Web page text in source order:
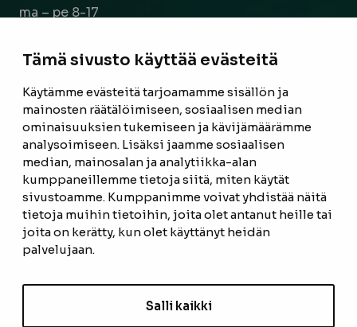
Tämä sivusto käyttää evästeitä
Käytämme evästeitä tarjoamamme sisällön ja
mainosten räätälöimiseen, sosiaalisen median
ominaisuuksien tukemiseen ja kävijämäärämme
analysoimiseen. Lisäksi jaamme sosiaalisen
median, mainosalan ja analytiikka-alan
kumppaneillemme tietoja siitä, miten käytät
sivustoamme. Kumppanimme voivat yhdistää näitä
tietoja muihin tietoihin, joita olet antanut heille tai
joita on kerätty, kun olet käyttänyt heidän
palvelujaan.
Salli kaikki
ma – pe 8-17
ETUSIVU
TUOTTEET
REFERENSSIT
OTA YHTEYTTÄ
TIETOSUOJASELOSTE